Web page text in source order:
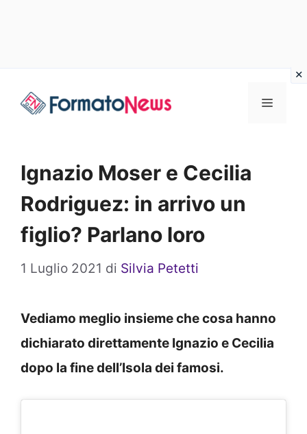
Menu
Ignazio Moser e Cecilia
Rodriguez: in arrivo un
figlio? Parlano loro
1 Luglio 2021 di Silvia Petetti
Vediamo meglio insieme che cosa hanno
dichiarato direttamente Ignazio e Cecilia
dopo la fine dell’Isola dei famosi.